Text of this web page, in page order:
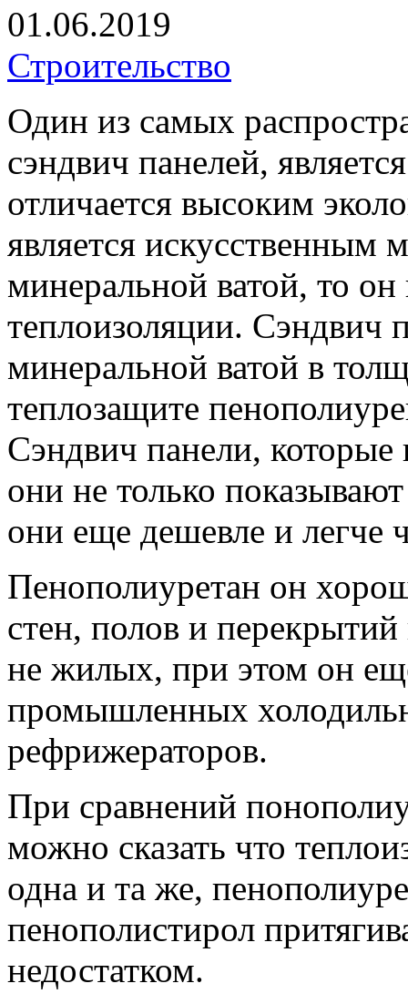
01.06.2019
Строительство
Один из самых
сэндвич панелей,
отличается высоким
является искусственным
минеральной ватой, то
теплоизоляции. Сэндвич
минеральной ватой в
теплозащите
Сэндвич панели,
они не только
они еще дешевле и легче
Пенополиуретан он
стен, полов и
не жилых, при этом он
промышленных
рефрижераторов.
При сравнений
можно сказать что
одна и та же,
пенополистирол
недостатком.